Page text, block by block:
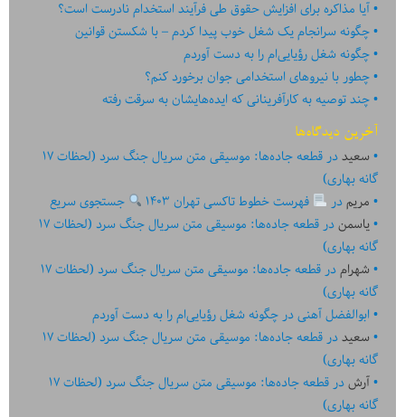
آیا مذاکره برای افزایش حقوق طی فرآیند استخدام نادرست است؟
چگونه سرانجام یک شغل خوب پیدا کردم – با شکستن قوانین
چگونه شغل رؤیایی‌ام را به دست آوردم
چطور با نیروهای استخدامی جوان برخورد کنم؟
چند توصیه به کارآفرینانی که ایده‏‏‌‏‏‌هایشان به سرقت رفته
آخرین دیدگاه‌ها
سعیددر
قطعه جاده‌ها: موسیقی متن سریال جنگ سرد (لحظات ۱۷
گانه بهاری)
مریمدر فهرست خطوط تاکسی تهران ۱۴۰۳
جستجوی سریع
یاسمندر
قطعه جاده‌ها: موسیقی متن سریال جنگ سرد (لحظات ۱۷
گانه بهاری)
شهرامدر
قطعه جاده‌ها: موسیقی متن سریال جنگ سرد (لحظات ۱۷
گانه بهاری)
ابوالفضل آهنیدر چگونه شغل رؤیایی‌ام را به دست آوردم
سعیددر
قطعه جاده‌ها: موسیقی متن سریال جنگ سرد (لحظات ۱۷
گانه بهاری)
آرشدر
قطعه جاده‌ها: موسیقی متن سریال جنگ سرد (لحظات ۱۷
گانه بهاری)